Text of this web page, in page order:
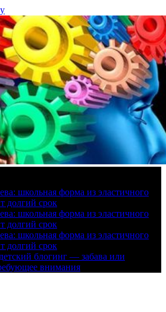
школьная форма из эластичного
долгий срок
школьная форма из эластичного
долгий срок
школьная форма из эластичного
долгий срок
блогинг — забава или
внимания